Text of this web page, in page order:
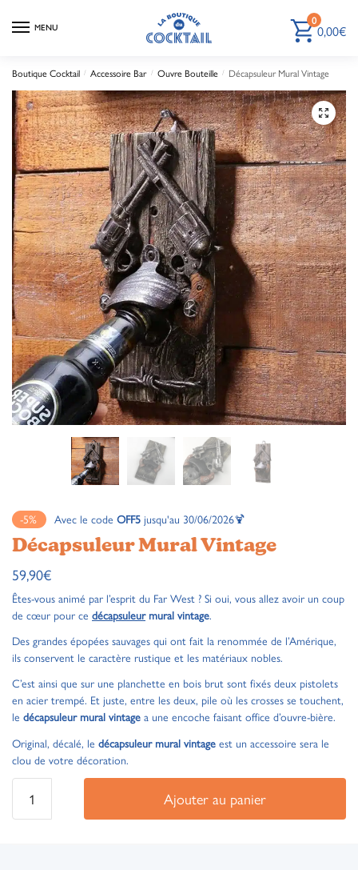
MENU 0
0,00€
Boutique Cocktail / Accessoire Bar / Ouvre Bouteille / Décapsuleur Mural Vintage
🔍
-5% Avec le code OFF5 jusqu'au 30/06/2026🍹
Décapsuleur Mural Vintage
59,90€
Êtes-vous animé par l’esprit du Far West ? Si oui, vous allez avoir un coup
de cœur pour ce décapsuleurmural vintage.
Des grandes épopées sauvages qui ont fait la renommée de l’Amérique,
ils conservent le caractère rustique et les matériaux nobles.
C’est ainsi que sur une planchette en bois brut sont fixés deux pistolets
en acier trempé. Et juste, entre les deux, pile où les crosses se touchent,
le décapsuleur mural vintage a une encoche faisant office d’ouvre-bière.
Original, décalé, le décapsuleur mural vintage est un accessoire sera le
clou de votre décoration.
Ajouter au panier